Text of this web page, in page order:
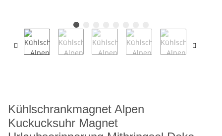
Kühlschrankmagnet Alpen
Kuckucksuhr Magnet